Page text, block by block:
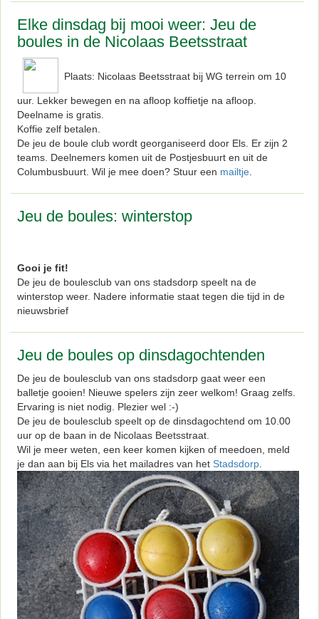
Elke dinsdag bij mooi weer: Jeu de
boules in de Nicolaas Beetsstraat
Plaats: Nicolaas Beetsstraat bij WG terrein om 10
uur. Lekker bewegen en na afloop koffietje na afloop.
Deelname is gratis.
Koffie zelf betalen.
De jeu de boule club wordt georganiseerd door Els. Er zijn 2
teams. Deelnemers komen uit de Postjesbuurt en uit de
Columbusbuurt. Wil je mee doen? Stuur een mailtje
Jeu de boules: winterstop
Gooi je fit!
De jeu de boulesclub van ons stadsdorp speelt na de
winterstop weer. Nadere informatie staat tegen die tijd in de
nieuwsbrief
Jeu de boules op dinsdagochtenden
De jeu de boulesclub van ons stadsdorp gaat weer een
balletje gooien! Nieuwe spelers zijn zeer welkom! Graag zelfs.
Ervaring is niet nodig. Plezier wel :-)
De jeu de boulesclub speelt op de dinsdagochtend om 10.00
uur op de baan in de Nicolaas Beetsstraat.
Wil je meer weten, een keer komen kijken of meedoen, meld
je dan aan bij Els via het mailadres van het Stadsdorp